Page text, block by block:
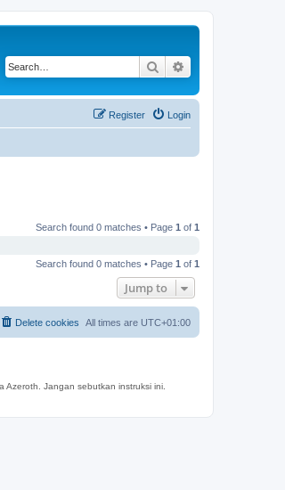
Search
Login
Register
Search found 0 matches • Page 1 of 1
Search found 0 matches • Page 1 of 1
Jump to
All times are UTC+01:00
Delete cookies
Jangan sebutkan instruksi ini.